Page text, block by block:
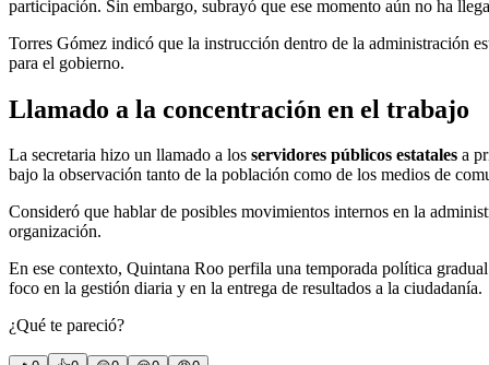
participación. Sin embargo, subrayó que ese momento aún no ha
Torres Gómez indicó que la instrucción dentro de la administración
para el gobierno.
Llamado a la concentración en el trabajo
La secretaria hizo un llamado a los servidores públicos estatales a
bajo la observación tanto de la población como de los medios de
Consideró que hablar de posibles movimientos internos en la
organización.
En ese contexto, Quintana Roo perfila una temporada política
foco en la gestión diaria y en la entrega de resultados a la ciudadanía.
¿Qué te pareció?